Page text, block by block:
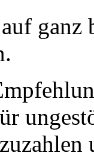
auf ganz